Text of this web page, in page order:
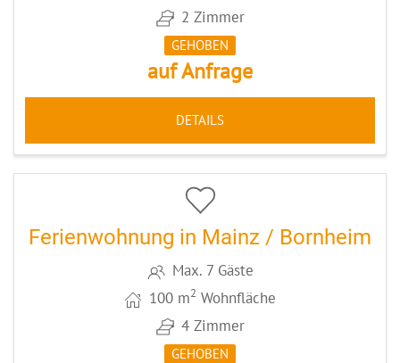
2 Zimmer
GEHOBEN
auf Anfrage
DETAILS
5 CODE: MZ053
Ferienwohnung in Mainz / Bornheim
Max. 7 Gäste
100 m2 Wohnfläche
4 Zimmer
GEHOBEN